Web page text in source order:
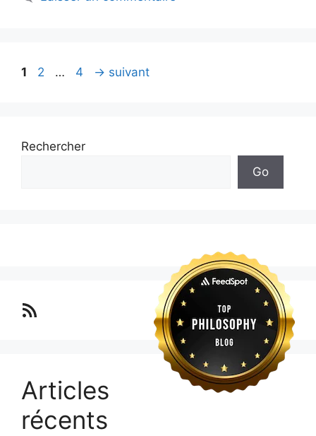
Page
1 Page
2 … Page
4 → suivant
Rechercher
Go
Lo blog Surimposium
Articles
récents